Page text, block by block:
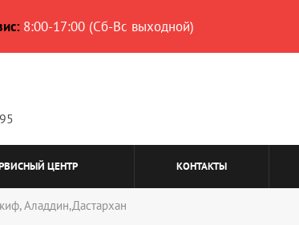
8:00-17:00 (Сб-Вс выходной)
ЦЕНТР КОНТАКТЫ
Аладдин,Дастархан